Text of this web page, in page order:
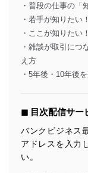
・普段の仕事の
・若手が知りたい
・ここが知りたい
・雑談が取引につ
え方
・5年後・10年後
◼︎ 目次配信サー
バンクビジネス
アドレスを入力
い。